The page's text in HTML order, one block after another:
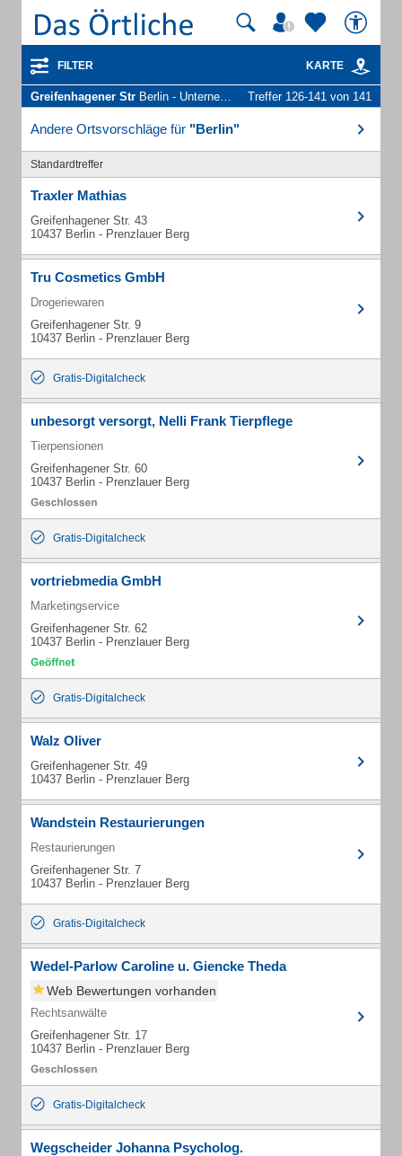
FILTER KARTE
Greifenhagener Str Berlin - Unternehmen und Personen Treffer 126-141 von 141
Andere Ortsvorschläge für "Berlin"
Standardtreffer
Traxler Mathias
Greifenhagener Str. 43
10437 Berlin - Prenzlauer Berg
Tru Cosmetics GmbH
Drogeriewaren
Greifenhagener Str. 9
10437 Berlin - Prenzlauer Berg
Gratis-Digitalcheck
unbesorgt versorgt, Nelli Frank Tierpflege
Tierpensionen
Greifenhagener Str. 60
10437 Berlin - Prenzlauer Berg
Gratis-Digitalcheck
vortriebmedia GmbH
Marketingservice
Greifenhagener Str. 62
10437 Berlin - Prenzlauer Berg
Gratis-Digitalcheck
Walz Oliver
Greifenhagener Str. 49
10437 Berlin - Prenzlauer Berg
Wandstein Restaurierungen
Restaurierungen
Greifenhagener Str. 7
10437 Berlin - Prenzlauer Berg
Gratis-Digitalcheck
Wedel-Parlow Caroline u. Giencke Theda
Web Bewertungen vorhanden
Rechtsanwälte
Greifenhagener Str. 17
10437 Berlin - Prenzlauer Berg
Gratis-Digitalcheck
Wegscheider Johanna Psycholog.